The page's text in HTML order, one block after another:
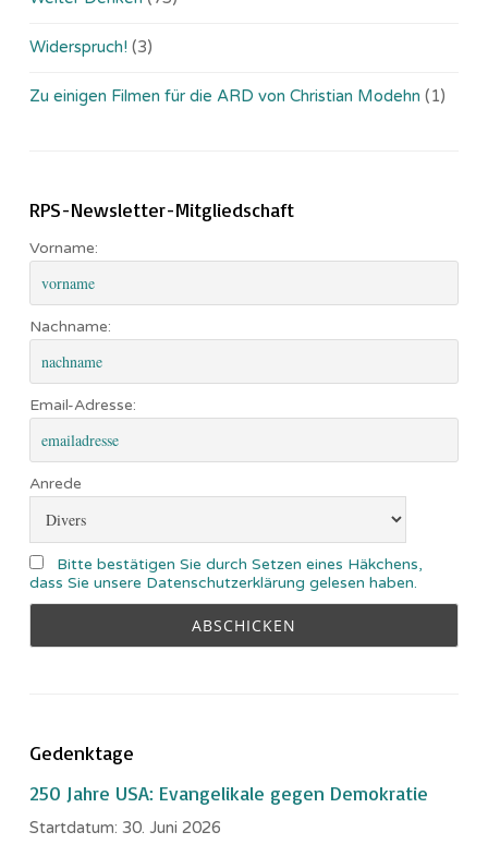
Widerspruch! (3)
Zu einigen Filmen für die ARD von Christian Modehn (1)
RPS-Newsletter-Mitgliedschaft
Vorname:
Nachname:
Email-Adresse:
Anrede
Bitte bestätigen Sie durch Setzen eines Häkchens,
dass Sie unsere Datenschutzerklärung gelesen haben.
Gedenktage
250 Jahre USA: Evangelikale gegen Demokratie
Startdatum: 30. Juni 2026